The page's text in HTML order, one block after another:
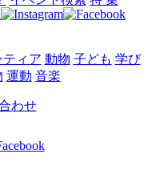
ティア 動物 子ども 学び
運動 音楽
わせ